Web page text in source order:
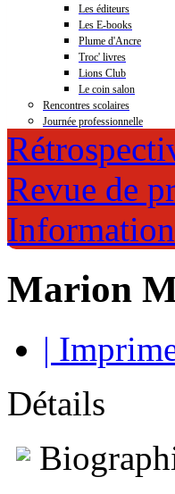
Les éditeurs
Les E-books
Plume d'Ancre
Troc' livres
Lions Club
Le coin salon
Rencontres scolaires
Journée professionnelle
Revue de
Marion
|
Détails